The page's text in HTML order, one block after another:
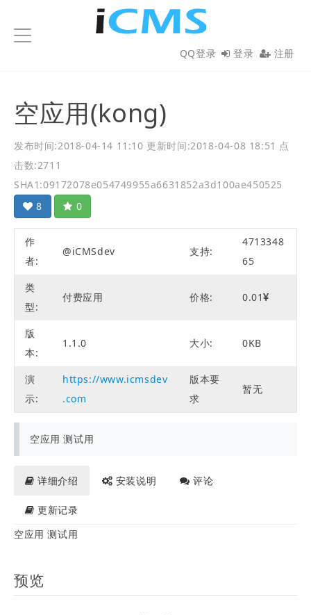
QQ登录 登录 注册
空应用(kong)
发布时间:2018-04-14 11:10 更新时间:2018-04-08 18:51 点
击数:2711
SHA1:09172078e054749955a6631852a3d100ae450525
8
0
作
者:
@iCMSdev 支持:
4713348
65
类
型:
付费应用 价格: 0.01
版
本:
1.1.0 大小: 0KB
演
示:
https://www.icmsdev
.com
版本要
求
暂无
空应用 测试用
详细介绍 安装说明 评论
更新记录
空应用 测试用
预览